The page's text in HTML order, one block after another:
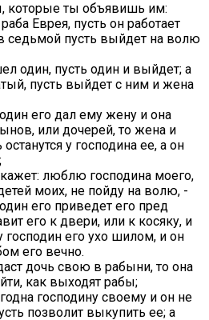
которые ты объявишь им:
Еврея, пусть он работает
седьмой пусть выйдет на волю
один, пусть один и выйдет; а
пусть выйдет с ним и жена
его дал ему жену и она
или дочерей, то жена и
у господина ее, а он
люблю господина моего,
моих, не пойду на волю, -
его приведет его пред
его к двери, или к косяку, и
господин его ухо шилом, и он
его вечно.
дочь свою в рабыни, то она
как выходят рабы;
господину своему и он не
позволит выкупить ее; а